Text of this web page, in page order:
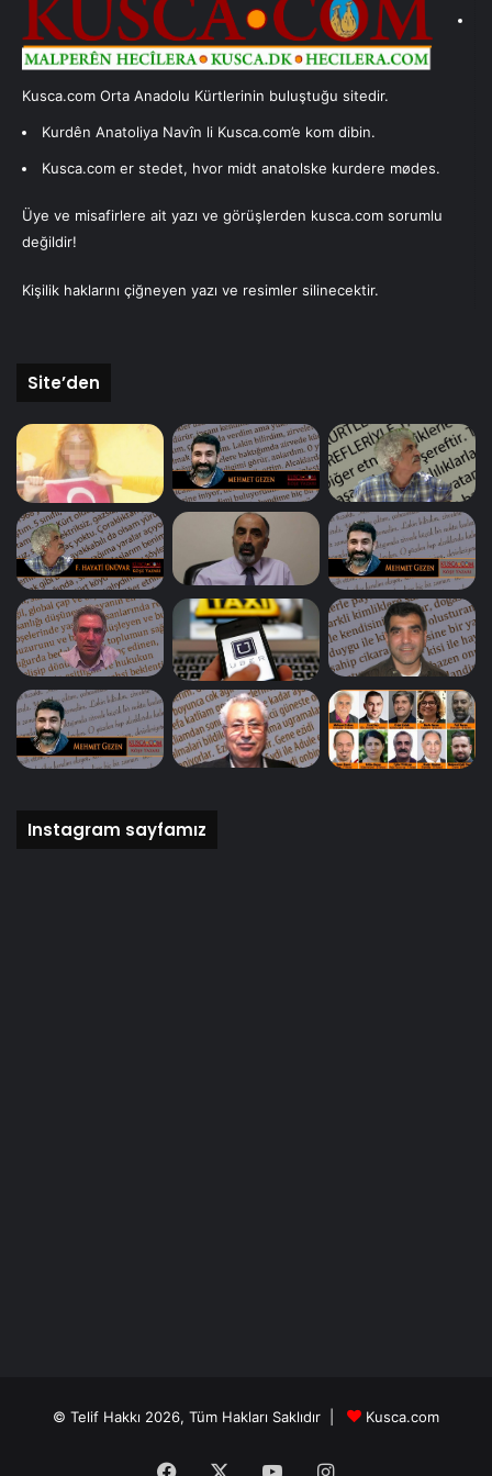
(elbetteki yorumlarınızla yorum katabilirsiniz) yorum
yazılacaktır yada yazı bitiminde; düşünülecektir. Kendimize
de o zaman ne olduğumuzun farkına varabiliriz.
Yazarımız
Kuşca'da doğdu. İsveç'te yaşamakta.
Mustafa Fener
Mustafa Fener
05/10/2006
Dünyanın ateşi cıktı ve hastalanıyor!
12/09/2006
Yaşamanın amacı nedir?
Düşüncenin Dili
Kusca.com Orta Anadolu Kürtlerinin buluştuğu sitedir.
Kurdên Anatoliya Navîn li Kusca.com’e kom dibin.
Kusca.com er stedet, hvor midt anatolske kurdere mødes.
Üye ve misafirlere ait yazı ve görüşlerden kusca.com sorumlu
değildir!
Kişilik haklarını çiğneyen yazı ve resimler silinecektir.
Site’den
Instagram sayfamız
© Telif Hakkı 2026, Tüm Hakları Saklıdır | Kusca.com
Facebook YouTubeInstagram